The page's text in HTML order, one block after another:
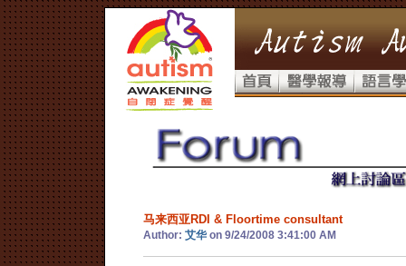
马来西亚RDI & Floortime consultant
Author: 艾华 on 9/24/2008 3:41:00 AM